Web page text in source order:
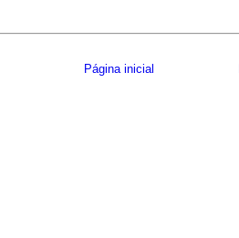
Página inicial